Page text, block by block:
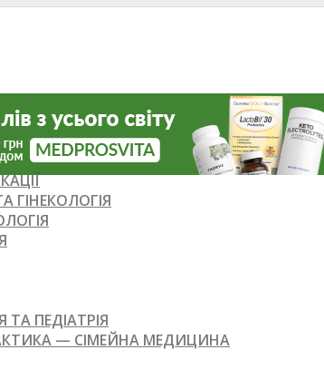
ГІНЕКОЛОГІЯ
ПЕДІАТРІЯ
— СІМЕЙНА МЕДИЦИНА